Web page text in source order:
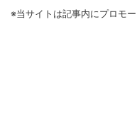
※当サイトは記事内にプロモ